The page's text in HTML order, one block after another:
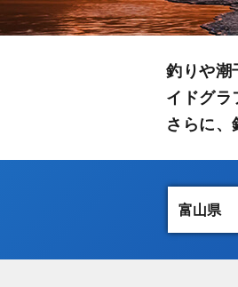
釣りや潮
イドグラ
さらに、